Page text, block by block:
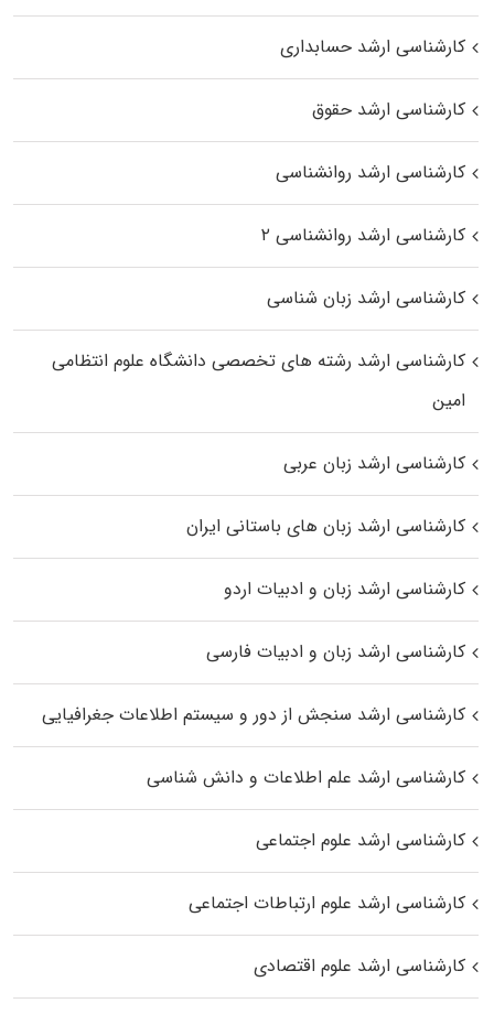
کارشناسی ارشد حسابداری
کارشناسی ارشد حقوق
کارشناسی ارشد روانشناسی
کارشناسی ارشد روانشناسی ۲
کارشناسی ارشد زبان شناسی
کارشناسی ارشد رﺷﺘﻪ ﻫﺎی تخصصی داﻧﺸﮕﺎه ﻋﻠﻮم انتظامی
اﻣﻴﻦ
کارشناسی ارشد زبان عربی
کارشناسی ارشد زبان‌ های باستانی ایران
کارشناسی ارشد زبان و ادبیات اردو
کارشناسی ارشد زبان و ادبیات فارسی
کارشناسی ارشد سنجش از دور و سیستم اطلاعات جغرافیایی
کارشناسی ارشد علم اطلاعات و دانش شناسی
کارشناسی ارشد علوم اجتماعی
کارشناسی ارشد علوم ارتباطات اجتماعی
کارشناسی ارشد علوم اقتصادی